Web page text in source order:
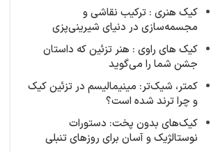
کیک‌ هنری : ترکیب نقاشی و
مجسمه‌سازی در دنیای شیرینی‌پزی
کیک های راوی : هنر تزئین که داستان
جشن شما را می‌گوید
کمتر، شیک‌تر: مینیمالیسم در تزئین کیک
و چرا ترند شده است؟
کیک‌های بدون پخت: دستورات
نوستالژیک و آسان برای روزهای تنبلی